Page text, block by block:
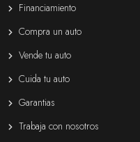
Financiamiento
Compra un auto
Vende tu auto
Cuida tu auto
Garantias
Trabaja con nosotros